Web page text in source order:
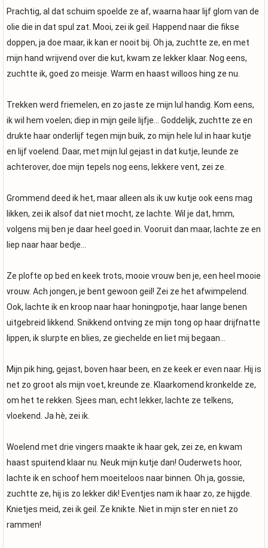
Prachtig, al dat schuim spoelde ze af, waarna haar lijf glom van de
olie die in dat spul zat. Mooi, zei ik geil. Happend naar die fikse
doppen, ja doe maar, ik kan er nooit bij. Oh ja, zuchtte ze, en met
mijn hand wrijvend over die kut, kwam ze lekker klaar. Nog eens,
zuchtte ik, goed zo meisje. Warm en haast willoos hing ze nu.
Trekken werd friemelen, en zo jaste ze mijn lul handig. Kom eens,
ik wil hem voelen; diep in mijn geile lijfje… Goddelijk, zuchtte ze en
drukte haar onderlijf tegen mijn buik, zo mijn hele lul in haar kutje
en lijf voelend. Daar, met mijn lul gejast in dat kutje, leunde ze
achterover, doe mijn tepels nog eens, lekkere vent, zei ze.
Grommend deed ik het, maar alleen als ik uw kutje ook eens mag
likken, zei ik alsof dat niet mocht, ze lachte. Wil je dat, hmm,
volgens mij ben je daar heel goed in. Vooruit dan maar, lachte ze en
liep naar haar bedje…
Ze plofte op bed en keek trots, mooie vrouw ben je, een heel mooie
vrouw. Ach jongen, je bent gewoon geil! Zei ze het afwimpelend.
Ook, lachte ik en kroop naar haar honingpotje, haar lange benen
uitgebreid likkend. Snikkend ontving ze mijn tong op haar drijfnatte
lippen, ik slurpte en blies, ze giechelde en liet mij begaan…
Mijn pik hing, gejast, boven haar been, en ze keek er even naar. Hij is
net zo groot als mijn voet, kreunde ze. Klaarkomend kronkelde ze,
om het te rekken. Sjees man, echt lekker, lachte ze telkens,
vloekend. Ja hè, zei ik.
Woelend met drie vingers maakte ik haar gek, zei ze, en kwam
haast spuitend klaar nu. Neuk mijn kutje dan! Ouderwets hoor,
lachte ik en schoof hem moeiteloos naar binnen. Oh ja, gossie,
zuchtte ze, hij is zo lekker dik! Eventjes nam ik haar zo, ze hijgde.
Knietjes meid, zei ik geil. Ze knikte. Niet in mijn ster en niet zo
rammen!